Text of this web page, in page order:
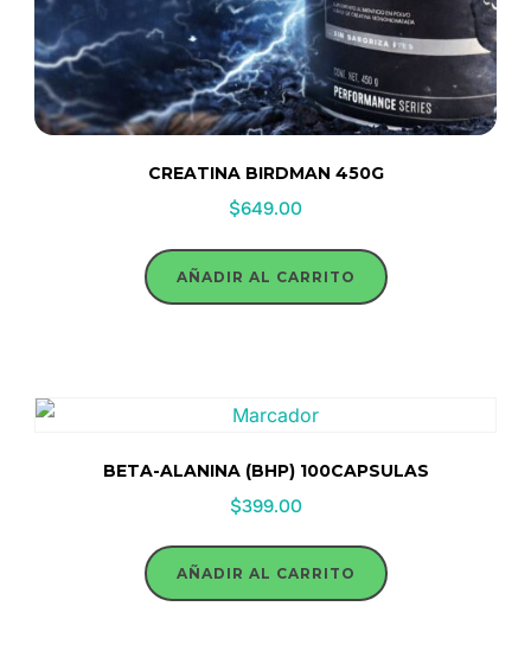
CREATINA BIRDMAN 450G
$649.00
AÑADIR AL CARRITO
BETA-ALANINA (BHP) 100CAPSULAS
$399.00
AÑADIR AL CARRITO